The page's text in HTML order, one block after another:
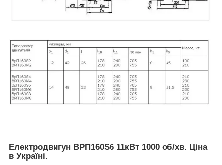
Електродвигун ВРП160Ѕ6 11кВт 1000 об/хв. Ціна
в Україні.